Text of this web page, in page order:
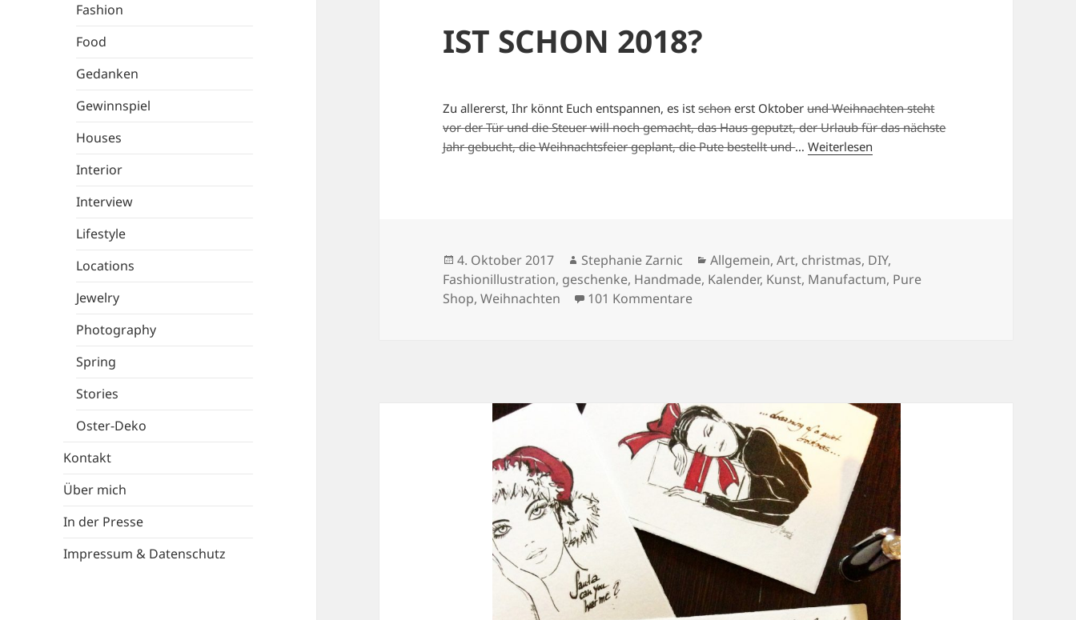
Fashion
Food
Gedanken
Gewinnspiel
Houses
Interior
Interview
Lifestyle
Locations
Jewelry
Photography
Spring
Stories
Oster-Deko
Kontakt
Über mich
In der Presse
Impressum & Datenschutz
IST SCHON 2018?
Zu allererst, Ihr könnt Euch entspannen, es istschonerst Oktoberund Weihnachten steht
vor der Tür und die Steuer will noch gemacht, das Haus geputzt, der Urlaub für das nächste
Jahr gebucht, die Weihnachtsfeier geplant, die Pute bestellt und…Weiterlesen
Veröffentlicht
am
4. Oktober 2017 Autor
Stephanie Zarnic Kategorien
Allgemein,Art, christmas, DIY,
Fashionillustration, geschenke, Handmade, Kalender, Kunst, Manufactum, Pure
Shop,Weihnachten 101 Kommentarezu IST SCHON 2018?